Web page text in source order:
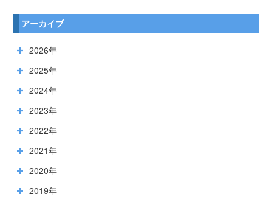
アーカイブ
2026年
2025年
2024年
2023年
2022年
2021年
2020年
2019年